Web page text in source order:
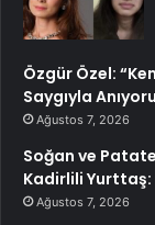
Özgür Özel:
Saygıyla
Ağustos 7, 2026
Soğan ve
Kadirlili Yurttaş:
Ağustos 7, 2026